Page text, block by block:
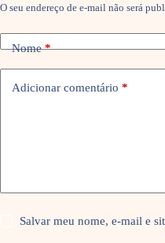
O seu endereço de e-mail não será
Nome*
Adicionar comentário *
Salvar meu nome, e-mail e